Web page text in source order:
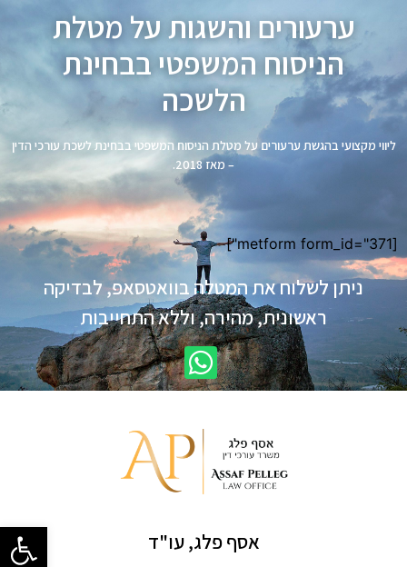
פתח
ערעורים והשגות על מטלת
הניסוח המשפטי בבחינת
הלשכה
ליווי מקצועי בהגשת ערעורים על מטלת הניסוח המשפטי בבחינת לשכת עורכי הדין
– מאז 2018.
[metform form_id="371"]
ניתן לשלוח את המטלה בוואטסאפ, לבדיקה
ראשונית, מהירה, וללא התחייבות
אסף פלג, עו"ד